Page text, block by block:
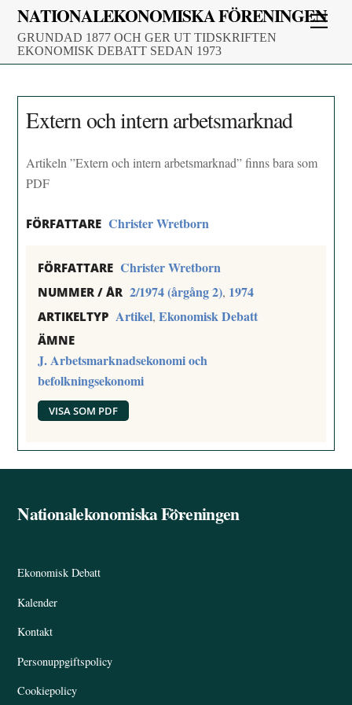
Skip
content
NATIONALEKONOMISKA FÖRENINGEN
GRUNDAD 1877 OCH GER UT TIDSKRIFTEN
EKONOMISK DEBATT SEDAN 1973
Extern och intern arbetsmarknad
Artikeln ”Extern och intern arbetsmarknad” finns bara som
PDF
FÖRFATTARE Christer Wretborn
FÖRFATTARE Christer Wretborn
NUMMER / ÅR 2/1974 (årgång 2), 1974
ARTIKELTYP Artikel,Ekonomisk Debatt
ÄMNE
J. Arbetsmarknadsekonomi och
befolkningsekonomi
VISA SOM PDF
Back
Nationalekonomiska Föreningen
Ekonomisk Debatt
Kalender
Kontakt
Personuppgiftspolicy
Cookiepolicy